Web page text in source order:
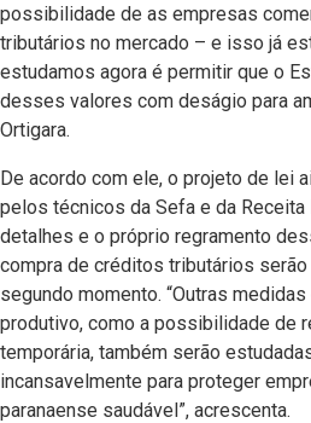
possibilidade de as empresas
tributários no mercado – e isso já
estudamos agora é permitir que o
desses valores com deságio para
Ortigara.
De acordo com ele, o projeto de lei
pelos técnicos da Sefa e da Receita
detalhes e o próprio regramento
compra de créditos tributários
segundo momento. “Outras
produtivo, como a possibilidade de
temporária, também serão
incansavelmente para proteger
paranaense saudável”, acrescenta.